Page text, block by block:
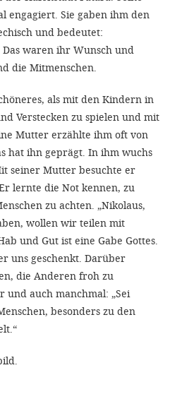
engagiert. Sie gaben ihm den
und bedeutet:
Das waren ihr Wunsch und
die Mitmenschen.
als mit den Kindern in
Verstecken zu spielen und mit
Mutter erzählte ihm oft von
hat ihn geprägt. In ihm wuchs
seiner Mutter besuchte er
lernte die Not kennen, zu
zu achten. „Nikolaus,
wollen wir teilen mit
und Gut ist eine Gabe Gottes.
uns geschenkt. Darüber
die Anderen froh zu
und auch manchmal: „Sei
besonders zu den
Sie
Impressum
ALLEN